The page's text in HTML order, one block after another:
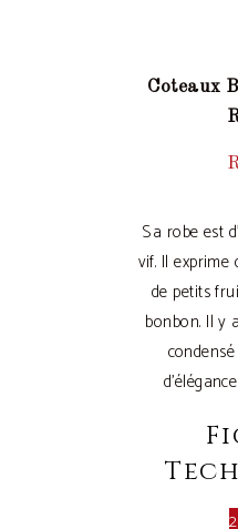
Coteaux
Sa robe est
vif. Il
de petits
bonbon. Il y